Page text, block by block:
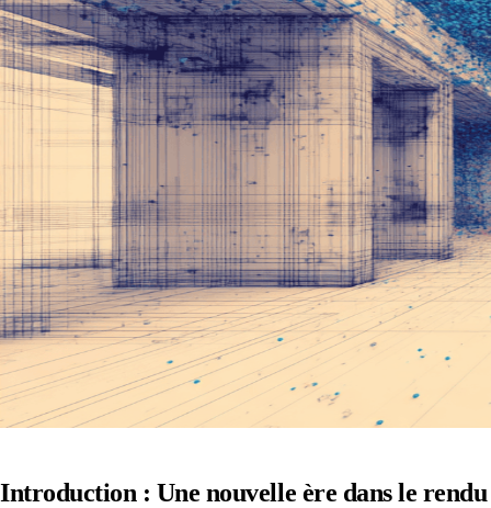
Introduction : Une nouvelle ère dans le rendu